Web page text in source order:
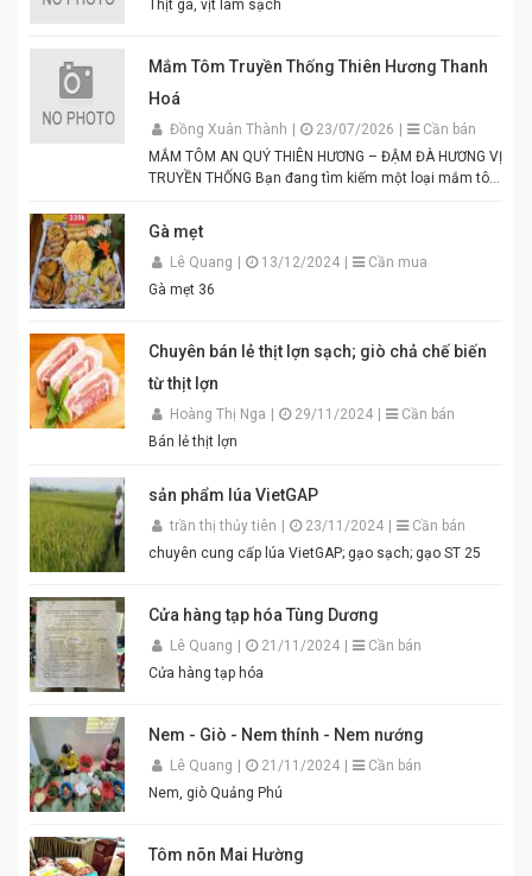
Thịt gà, vịt làm sạch
Mắm Tôm Truyền Thống Thiên Hương Thanh
Hoá
Đồng Xuân Thành 23/07/2026
Cần bán
MẮM TÔM AN QUÝ THIÊN HƯƠNG – ĐẬM ĐÀ HƯƠNG VỊ
TRUYỀN THỐNG Bạn đang tìm kiếm một loại mắm tôm
Mắm tôm An Quý Thiên Hương chính là lựa chọn hoàn
hảo cho mọi gia đình Việt. Được sản xuất từ tôm tươi
tuyển chọn theo quy trình lên men truyền thống. Màu
tím đặc trưng, hương thơm tự nhiên, vị đậm đà hài
Đóng gói tiện lợi, đảm bảo vệ sinh an toàn thực phẩm.
Hương vị thơm ngon chuẩn truyền thống. Độ sánh
mịn, màu sắc đẹp mắt. Dễ pha chế, dễ sử dụng. Phù
hợp cho gia đình, quán ăn và nhà hàng. Chỉ cần thêm
bún đậu chuẩn vị. Cam kết sản phẩm chất lượng,
đóng gói cẩn thận. Giao hàng nhanh toàn quốc. Đặt
tôm đậm đà, chuẩn vị quê hương cùng An Quý Thiên
#BunDauMamTom #GiaViTruyenThong
#DacSanVietNam #TikTokShop #AnQuyThienHuong
Gà mẹt
Lê Quang 13/12/2024
Cần mua
Gà mẹt 36
Chuyên bán lẻ thịt lợn sạch; giò chả chế biến
từ thịt lợn
Hoàng Thị Nga 29/11/2024
Cần bán
Bán lẻ thịt lợn
sản phẩm lúa VietGAP
trần thị thủy tiên 23/11/2024
Cần bán
chuyên cung cấp lúa VietGAP; gạo sạch; gạo ST 25
Cửa hàng tạp hóa Tùng Dương
Lê Quang 21/11/2024
Cần bán
Cửa hàng tạp hóa
Nem - Giò - Nem thính - Nem nướng
Lê Quang 21/11/2024
Cần bán
Nem, giò Quảng Phú
Tôm nõn Mai Hường